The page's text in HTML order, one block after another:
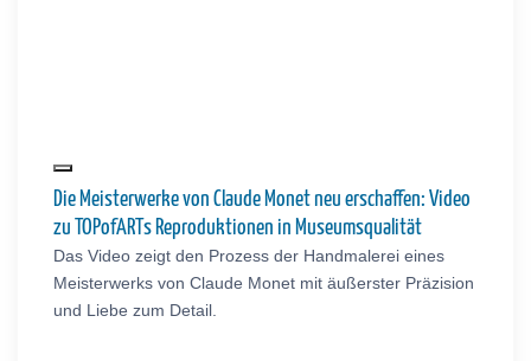
Die Meisterwerke von Claude Monet neu erschaffen: Video
zu TOPofARTs Reproduktionen in Museumsqualität
Das Video zeigt den Prozess der Handmalerei eines
Meisterwerks von Claude Monet mit äußerster Präzision
und Liebe zum Detail.